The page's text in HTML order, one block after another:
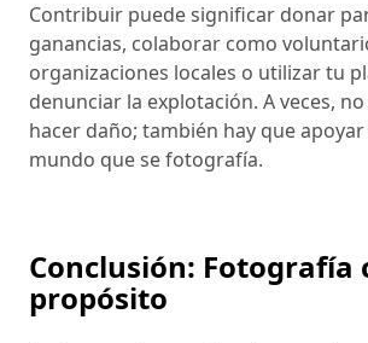
Contribuir puede significar donar
ganancias, colaborar como
organizaciones locales o utilizar tu
denunciar la explotación. A veces,
hacer daño; también hay que
mundo que se fotografía.
Conclusión: Fotografía
propósito